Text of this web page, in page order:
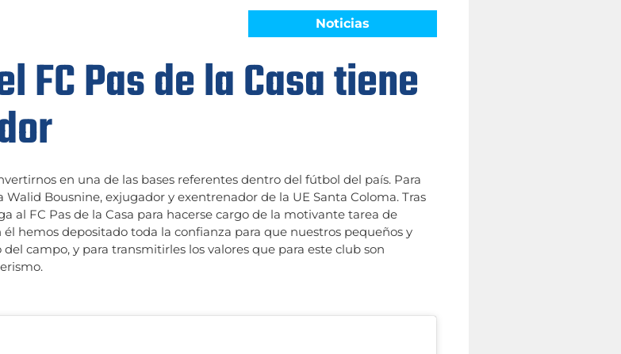
Noticias
FC Pas de la Casa tiene
en una de las bases referentes dentro del fútbol del país. Para
Bousnine, exjugador y exentrenador de la UE Santa Coloma. Tras
al FC Pas de la Casa para hacerse cargo de la motivante tarea de
hemos depositado toda la confianza para que nuestros pequeños y
campo, y para transmitirles los valores que para este club son